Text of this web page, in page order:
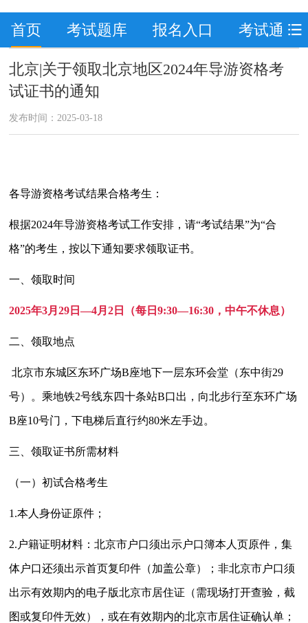
首页 考试题库 报名入口 考试通知
北京|关于领取北京地区2024年导游资格考
试证书的通知
发布时间：2025-03-18
各导游资格考试结果合格考生：
根据2024年导游资格考试工作安排，请“考试结果”为“合
格”的考生，按以下通知要求领取证书。
一、领取时间
2025年3月29 日—4月2 日（每日9:30—16:30 ，中午不休息）
二、领取地点
北京市东城区东环广场B座地下一层东环会堂（东中街29
号）。乘地铁2号线东四十条站B口出，向北步行至东环广场
B座10号门，下电梯后直行约80米左手边。
三、领取证书所需材料
（一）初试合格考生
1.本人身份证原件；
2. 户籍证明材料：北京市户口须出示户口簿本人页原件，集
体户口还须出示首页复印件（加盖公章）；非北京市户口须
出示有效期内的电子版北京市居住证（需现场打开查验，截
图或复印件无效），或在有效期内的北京市居住证确认单；